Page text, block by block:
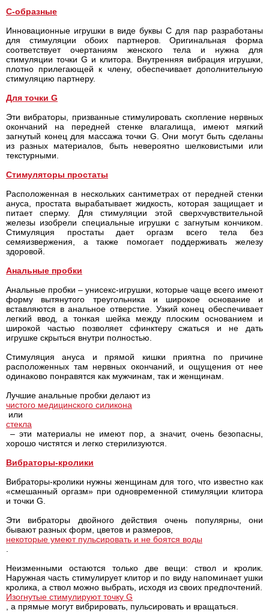
C-образные
Инновационные игрушки в виде буквы C для пар разработаны
для стимуляции обоих партнеров. Оригинальная форма
соответствует очертаниям женского тела и нужна для
стимуляции точки G и клитора. Внутренняя вибрация игрушки,
плотно прилегающей к члену, обеспечивает дополнительную
стимуляцию партнеру.
Для точки G
Эти вибраторы, призванные стимулировать скопление нервных
окончаний на передней стенке влагалища, имеют мягкий
загнутый конец для массажа точки G. Они могут быть сделаны
из разных материалов, быть невероятно шелковистыми или
текстурными.
Стимуляторы простаты
Расположенная в нескольких сантиметрах от передней стенки
ануса, простата вырабатывает жидкость, которая защищает и
питает сперму. Для стимуляции этой сверхчувствительной
железы изобрели специальные игрушки с загнутым кончиком.
Стимуляция простаты дает оргазм всего тела без
семяизвержения, а также помогает поддерживать железу
здоровой.
Анальные пробки
Анальные пробки – унисекс-игрушки, которые чаще всего имеют
форму вытянутого треугольника и широкое основание и
вставляются в анальное отверстие. Узкий конец обеспечивает
легкий ввод, а тонкая шейка между плоским основанием и
широкой частью позволяет сфинктеру сжаться и не дать
игрушке скрыться внутри полностью.
Стимуляция ануса и прямой кишки приятна по причине
расположенных там нервных окончаний, и ощущения от нее
одинаково понравятся как мужчинам, так и женщинам.
Лучшие анальные пробки делают из
чистого медицинского силикона
или
стекла
– эти материалы не имеют пор, а значит, очень безопасны,
хорошо чистятся и легко стерилизуются.
Вибраторы-кролики
Вибраторы-кролики нужны женщинам для того, что известно как
«смешанный оргазм» при одновременной стимуляции клитора
и точки G.
Эти вибраторы двойного действия очень популярны, они
бывают разных форм, цветов и размеров,
некоторые умеют пульсировать и не боятся воды
Неизменными остаются только две вещи: ствол и кролик.
Наружная часть стимулирует клитор и по виду напоминает ушки
кролика, а ствол можно выбрать, исходя из своих предпочтений.
Изогнутые стимулируют точку G
, а прямые могут вибрировать, пульсировать и вращаться.